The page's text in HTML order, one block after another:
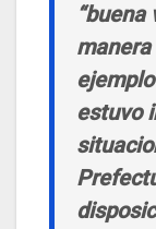
manera
estuvo